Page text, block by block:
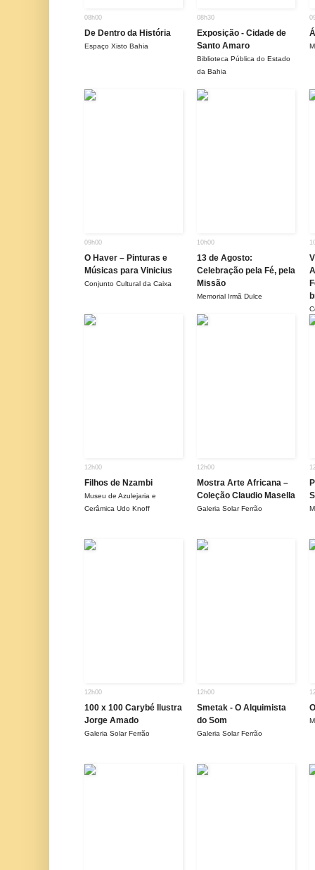
08h00
De Dentro da História
Espaço Xisto Bahia
08h30
Exposição - Cidade de
Santo Amaro
Biblioteca Pública do Estado
da Bahia
09h00
O Haver – Pinturas e
Músicas para Vinicius
Conjunto Cultural da Caixa
10h00
13 de Agosto:
Celebração pela Fé, pela
Missão
Memorial Irmã Dulce
12h00
Filhos de Nzambi
Museu de Azulejaria e
Cerâmica Udo Knoff
12h00
Mostra Arte Africana –
Coleção Claudio Masella
Galeria Solar Ferrão
12h00
100 x 100 Carybé Ilustra
Jorge Amado
Galeria Solar Ferrão
12h00
Smetak - O Alquimista
do Som
Galeria Solar Ferrão